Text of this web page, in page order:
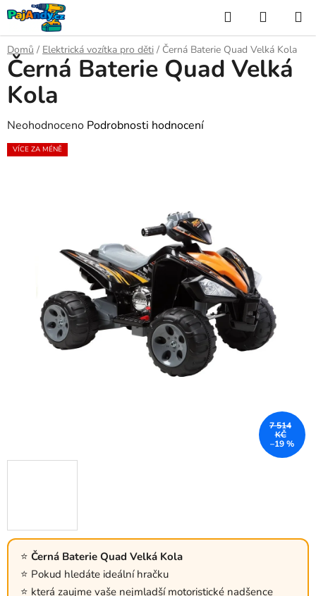
Přejít
na
obsah
Hledat
KOŠÍK
Domů / Elektrická vozítka pro děti / Černá Baterie Quad Velká Kola
Černá Baterie Quad Velká Kola
Pokud hledáte ideální hračku
která zaujme vaše nejmladší motoristické nadšence
Černá Baterie Quad Velká
Kola
Průměrné
hodnocení
Neohodnoceno Podrobnosti hodnocení
VÍCE ZA MÉNĚ
7 514
KČ
–19 %